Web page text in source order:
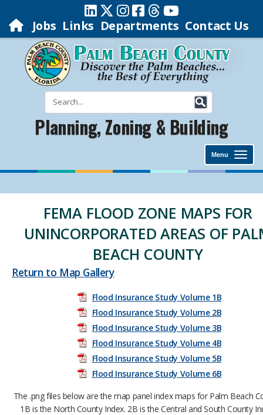
Jobs Links Departments Contact Us
Planning, Zoning & Building
Menu
FEMA FLOOD ZONE MAPS FOR
UNINCORPORATED AREAS OF
BEACH COUNTY
Return to Map Gallery
Flood Insurance Study Volume 1B
Flood Insurance Study Volume 2B
Flood Insurance Study Volume 3B​
Flood Insurance Study Volume 4B
Flood Insurance Study Volume 5​B
Flood Insurance Study Volume 6B
The .png files below are the map panel index maps for Palm Beach
1B is the North County Index. 2B is the Central and South County